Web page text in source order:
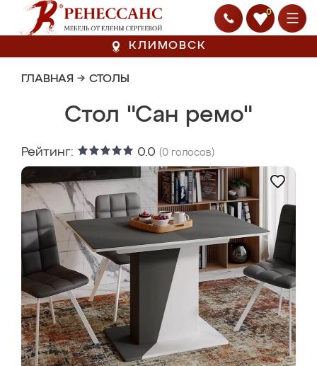
0
КЛИМОВСК
ГЛАВНАЯ → СТОЛЫ
Стол "Сан ремо"
Рейтинг: 0.0 (0 голосов)